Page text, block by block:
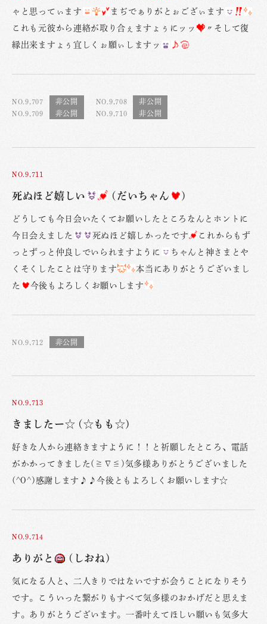
ゃと思ってぃます
まぢでぁりがとぉござぃます
これも元彼から連絡が取り合ぇますょぅにッッ
〃そして復
縁出来ますょぅ宜しくぉ願ぃしますッ
NO.9,707
NO.9,708
NO.9,709
NO.9,710
NO.9,711
死ぬほど嬉しい (だいちゃん )
どうしても今日会いたくてお願いしたところなんとホントに
今日会えました
死ぬほど嬉しかったです
これからもず
っとずっと仲良しでいられますように
ちゃんと神さまとや
くそくしたことは守ります
本当にありがとうございまし
た
今後もよろしくお願いします
NO.9,712
NO.9,713
きましたー☆ (☆もも☆)
好きな人から連絡きますように！！と祈願したところ、電話
がかかってきました(≧∇≦)気多様ありがとうございました
(^O^)感謝します♪♪今後ともよろしくお願いします☆
NO.9,714
ありがと (しおね)
気になる人と、二人きりではないですが会うことになりそう
です。こういった繋がりもすべて気多様のおかげだと思えま
す。ありがとうございます。一番叶えてほしい願いも気多大